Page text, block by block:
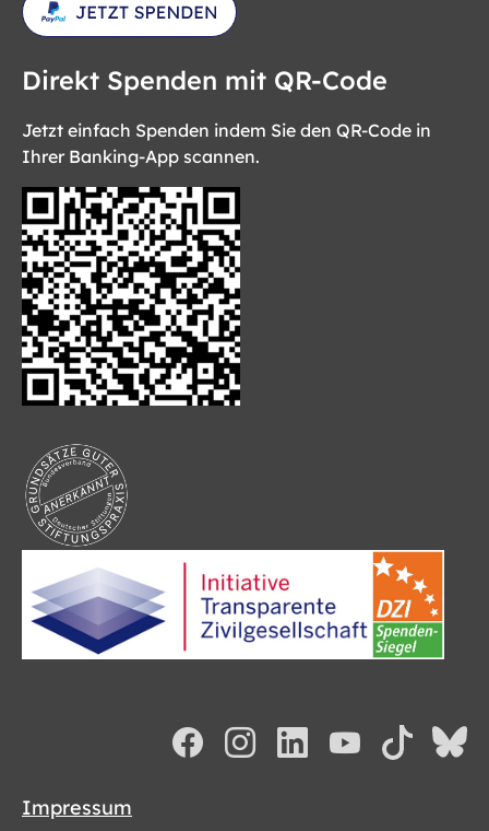
Direkt Spenden mit QR-Code
Jetzt einfach Spenden indem Sie den QR-Code in
Ihrer Banking-App scannen.
Impressum